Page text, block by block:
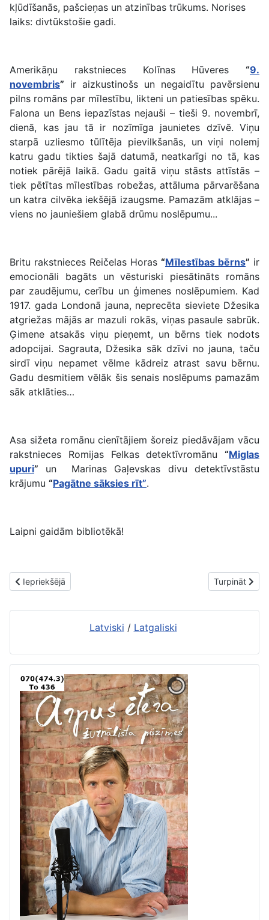
kļūdīšanās, pašcieņas un atzinības trūkums. Norises
laiks: divtūkstošie gadi.
Amerikāņu rakstnieces Kolīnas Hūveres “9.
novembris” ir aizkustinošs un negaidītu pavērsienu
pilns romāns par mīlestību, likteni un patiesības spēku.
Falona un Bens iepazīstas nejauši – tieši 9. novembrī,
dienā, kas jau tā ir nozīmīga jaunietes dzīvē. Viņu
starpā uzliesmo tūlītēja pievilkšanās, un viņi nolemj
katru gadu tikties šajā datumā, neatkarīgi no tā, kas
notiek pārējā laikā. Gadu gaitā viņu stāsts attīstās –
tiek pētītas mīlestības robežas, attāluma pārvarēšana
un katra cilvēka iekšējā izaugsme. Pamazām atklājas –
viens no jauniešiem glabā drūmu noslēpumu...
Britu rakstnieces Reičelas Horas “Mīlestības bērns” ir
emocionāli bagāts un vēsturiski piesātināts romāns
par zaudējumu, cerību un ģimenes noslēpumiem. Kad
1917. gada Londonā jauna, neprecēta sieviete Džesika
atgriežas mājās ar mazuli rokās, viņas pasaule sabrūk.
Ģimene atsakās viņu pieņemt, un bērns tiek nodots
adopcijai. Sagrauta, Džesika sāk dzīvi no jauna, taču
sirdī viņu nepamet vēlme kādreiz atrast savu bērnu.
Gadu desmitiem vēlāk šis senais noslēpums pamazām
sāk atklāties…
Asa sižeta romānu cienītājiem šoreiz piedāvājam vācu
rakstnieces Romijas Felkas detektīvromānu “Miglas
upuri” un Marinas Gaļevskas divu detektīvstāstu
krājumu “Pagātne sāksies rīt”.
Laipni gaidām bibliotēkā!
Iepriekšējais raksts: Jaunās grāmatas. 16. maijs
Iepriekšējā Nākamais
Turpināt
Latviski / Latgaliski